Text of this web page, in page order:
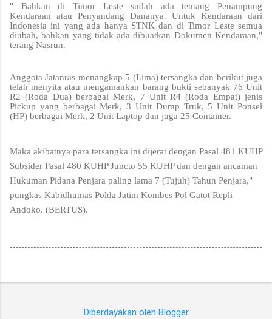
" Bahkan di Timor Leste sudah ada tentang Penampung
Kendaraan atau Penyandang Dananya. Untuk Kendaraan dari
Indonesia ini yang ada hanya STNK dan di Timor Leste semua
diubah, bahkan yang tidak ada dibuatkan Dokumen Kendaraan,"
terang Nasrun.
Anggota Jatanras menangkap 5 (Lima) tersangka dan berikut juga
telah menyita atau mengamankan barang bukti sebanyak 76 Unit
R2 (Roda Dua) berbagai Merk, 7 Unit R4 (Roda Empat) jenis
Pickup yang berbagai Merk, 3 Unit Dump Truk, 5 Unit Ponsel
(HP) berbagai Merk, 2 Unit Laptop dan juga 25 Container.
Maka akibatnya para tersangka ini dijerat dengan Pasal 481 KUHP
Subsider Pasal 480 KUHP Juncto 55 KUHP dan dengan ancaman
Hukuman Pidana Penjara paling lama 7 (Tujuh) Tahun Penjara,"
pungkas Kabidhumas Polda Jatim Kombes Pol Gatot Repli
Andoko. (BERTUS).
Diberdayakan oleh Blogger